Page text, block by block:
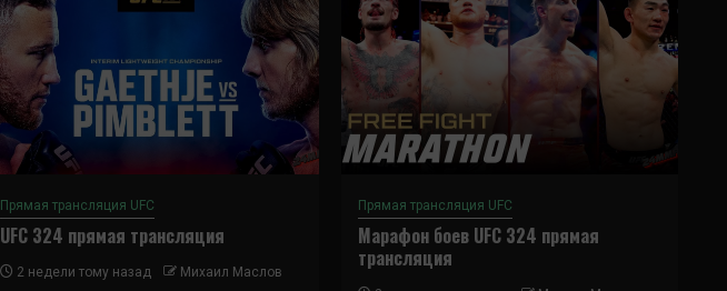
Прямая трансляция UFC
UFC 324 прямая трансляция
2 недели тому назад Михаил Маслов
Прямая трансляция UFC
Марафон боев UFC 324 прямая
трансляция